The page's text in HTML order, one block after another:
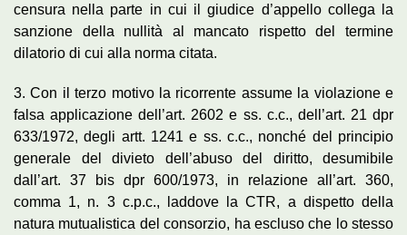
censura nella parte in cui il giudice d’appello collega la
sanzione della nullità al mancato rispetto del termine
dilatorio di cui alla norma citata.
3. Con il terzo motivo la ricorrente assume la violazione e
falsa applicazione dell’art. 2602 e ss. c.c., dell’art. 21 dpr
633/1972, degli artt. 1241 e ss. c.c., nonché del principio
generale del divieto dell’abuso del diritto, desumibile
dall’art. 37 bis dpr 600/1973, in relazione all’art. 360,
comma 1, n. 3 c.p.c., laddove la CTR, a dispetto della
natura mutualistica del consorzio, ha escluso che lo stesso